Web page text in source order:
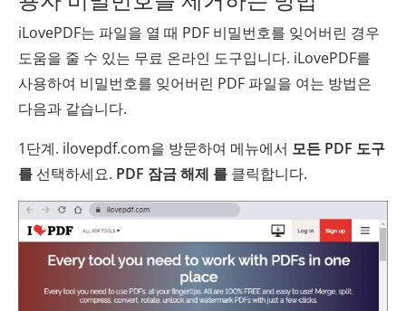
iLovePDF는 파일을 열 때 PDF 비밀번호를 잊어버린 경우
도움을 줄 수 있는 무료 온라인 도구입니다. iLovePDF를
사용하여 비밀번호를 잊어버린 PDF 파일을 여는 방법은
다음과 같습니다.
1단계. ilovepdf.com을 방문하여 메뉴에서 모든 PDF 도구
를 선택하세요. PDF 잠금 해제 를 클릭합니다.